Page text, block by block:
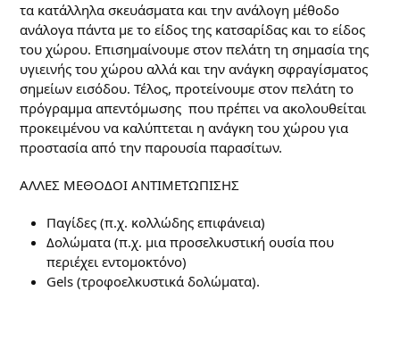
τα κατάλληλα σκευάσματα και την ανάλογη μέθοδο
ανάλογα πάντα με το είδος της κατσαρίδας και το είδος
του χώρου. Επισημαίνουμε στον πελάτη τη σημασία της
υγιεινής του χώρου αλλά και την ανάγκη σφραγίσματος
σημείων εισόδου. Τέλος, προτείνουμε στον πελάτη το
πρόγραμμα απεντόμωσης που πρέπει να ακολουθείται
προκειμένου να καλύπτεται η ανάγκη του χώρου για
προστασία από την παρουσία παρασίτων.
ΑΛΛΕΣ ΜΕΘΟΔΟΙ ΑΝΤΙΜΕΤΩΠΙΣΗΣ
Παγίδες (π.χ. κολλώδης επιφάνεια)
Δολώματα (π.χ. μια προσελκυστική ουσία που
περιέχει εντομοκτόνο)
Gels (τροφοελκυστικά δολώματα).